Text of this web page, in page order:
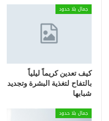
جمال بلا حدود
كيف تعدين كريماً ليلياً
بالتفاح لتغذية البشرة وتجديد
شبابها
جمال بلا حدود